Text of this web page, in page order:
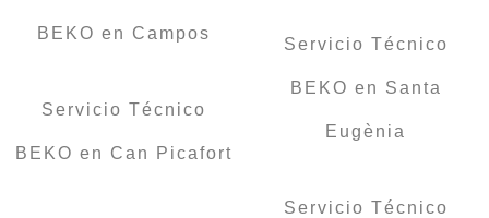
BEKO en Campos
Servicio Técnico
BEKO en Can Picafort
Servicio Técnico
BEKO en Santa
Eugènia
Servicio Técnico